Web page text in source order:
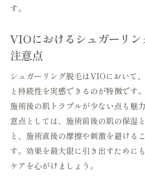
す。
VIOにおけるシュガーリン
注意点
シュガーリング脱毛はVIOにおいて
と持続性を実感できるのが特徴です
施術後の肌トラブルが少ない点も魅
意点としては、施術前後の肌の保湿
と、施術直後の摩擦や刺激を避ける
す。効果を最大限に引き出すために
ケアを心がけましょう。